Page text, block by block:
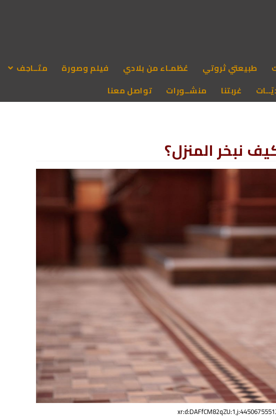
طبيعتي ثروتي عُظمـاء من بلادي فيلم وصورة
متَــاحِف
غربتنا منشــورات تواصل معنا
نبخر المنزل؟